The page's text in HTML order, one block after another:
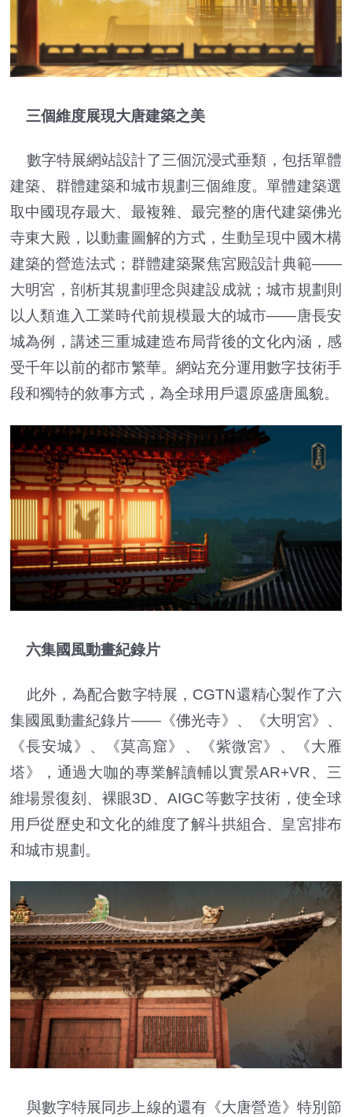
三個維度展現大唐建築之美
數字特展網站設計了三個沉浸式垂類，包括單體
建築、群體建築和城市規劃三個維度。單體建築選
取中國現存最大、最複雜、最完整的唐代建築佛光
寺東大殿，以動畫圖解的方式，生動呈現中國木構
建築的營造法式；群體建築聚焦宮殿設計典範——
大明宮，剖析其規劃理念與建設成就；城市規劃則
以人類進入工業時代前規模最大的城市——唐長安
城為例，講述三重城建造布局背後的文化內涵，感
受千年以前的都市繁華。網站充分運用數字技術手
段和獨特的敘事方式，為全球用戶還原盛唐風貌。
六集國風動畫紀錄片
此外，為配合數字特展，CGTN還精心製作了六
集國風動畫紀錄片——《佛光寺》、《大明宮》、
《長安城》、《莫高窟》、《紫微宮》、《大雁
塔》，通過大咖的專業解讀輔以實景AR+VR、三
維場景復刻、裸眼3D、AIGC等數字技術，使全球
用戶從歷史和文化的維度了解斗拱組合、皇宮排布
和城市規劃。
與數字特展同步上線的還有《大唐營造》特別節